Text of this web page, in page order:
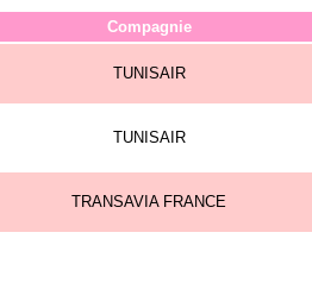
Compagnie
TUNISAIR
TUNISAIR
TRANSAVIA FRANCE